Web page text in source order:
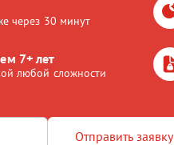
через 30 минут
7+ лет
любой сложности
Отправить заявку